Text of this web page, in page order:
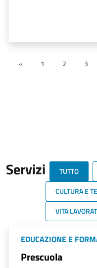
« 1 2 3
Servizi TUTTO
CULTURA E
VITA
EDUCAZIONE E
Prescuola